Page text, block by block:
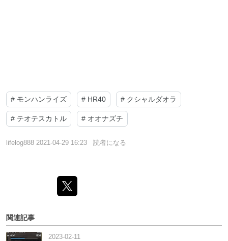
# モンハンライズ # HR40 # クシャルダオラ
# テオテスカトル # オオナズチ
lifelog888 2021-04-29 16:23 読者になる
関連記事
2023-02-11